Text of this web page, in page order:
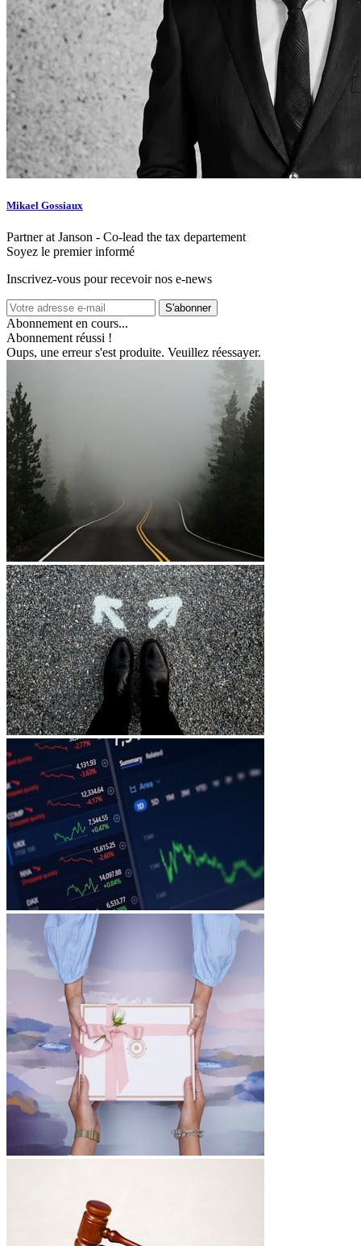
Mikael Gossiaux
Partner at Janson - Co-lead the tax departement
Soyez le premier informé
Inscrivez-vous pour recevoir nos e-news
S'abonner
Abonnement en cours...
Abonnement réussi !
Oups, une erreur s'est produite. Veuillez réessayer.